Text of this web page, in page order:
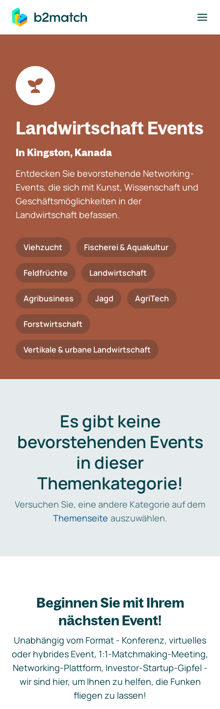
springen
Landwirtschaft Events
In Kingston, Kanada
Entdecken Sie bevorstehende Networking-
Events, die sich mit Kunst, Wissenschaft und
Geschäftsmöglichkeiten in der
Landwirtschaft befassen.
Viehzucht Fischerei & Aquakultur
Feldfrüchte Landwirtschaft
Agribusiness Jagd AgriTech
Forstwirtschaft
Vertikale & urbane Landwirtschaft
Es gibt keine
bevorstehenden Events
in dieser
Themenkategorie!
Versuchen Sie, eine andere Kategorie auf dem
Themenseite auszuwählen.
Beginnen Sie mit Ihrem
nächsten Event!
Unabhängig vom Format - Konferenz, virtuelles
oder hybrides Event, 1:1-Matchmaking-Meeting,
Networking-Plattform, Investor-Startup-Gipfel -
wir sind hier, um Ihnen zu helfen, die Funken
fliegen zu lassen!